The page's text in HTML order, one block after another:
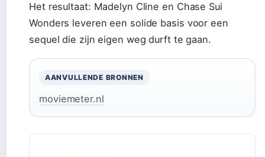
Het resultaat: Madelyn Cline en Chase Sui
Wonders leveren een solide basis voor een
sequel die zijn eigen weg durft te gaan.
AANVULLENDE BRONNEN
moviemeter.nl